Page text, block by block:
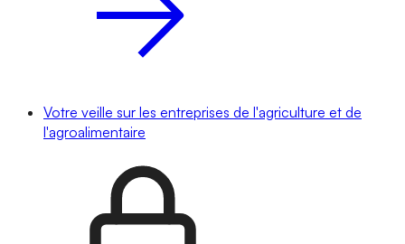
Votre veille sur les entreprises de l'agriculture et de
l'agroalimentaire